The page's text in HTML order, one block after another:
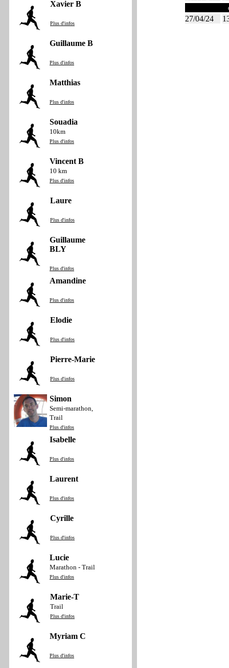
Xavier B
Plus d'infos
Guillaume B
Plus d'infos
Matthias
Plus d'infos
Souadia
10km
Plus d'infos
Vincent B
10 km
Plus d'infos
Laure
Plus d'infos
Guillaume
BLY
Plus d'infos
Amandine
Plus d'infos
Elodie
Plus d'infos
Pierre-Marie
Plus d'infos
Simon
Semi-marathon,
Trail
Plus d'infos
Isabelle
Plus d'infos
Laurent
Plus d'infos
Cyrille
Plus d'infos
Lucie
Marathon - Trail
Plus d'infos
Marie-T
Trail
Plus d'infos
Myriam C
Plus d'infos
27/04/24